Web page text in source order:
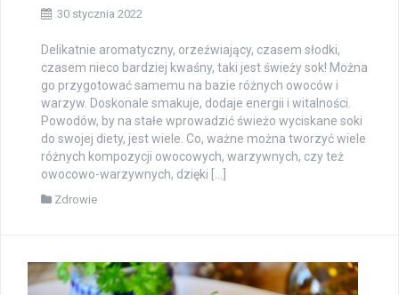
30 stycznia 2022
Delikatnie aromatyczny, orzeźwiający, czasem słodki,
czasem nieco bardziej kwaśny, taki jest świeży sok! Można
go przygotować samemu na bazie różnych owoców i
warzyw. Doskonale smakuje, dodaje energii i witalności.
Powodów, by na stałe wprowadzić świeżo wyciskane soki
do swojej diety, jest wiele. Co, ważne można tworzyć wiele
różnych kompozycji owocowych, warzywnych, czy też
owocowo-warzywnych, dzięki […]
Zdrowie